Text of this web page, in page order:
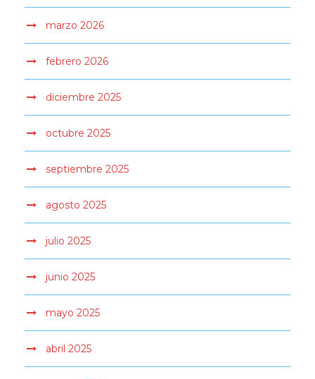
marzo 2026
febrero 2026
diciembre 2025
octubre 2025
septiembre 2025
agosto 2025
julio 2025
junio 2025
mayo 2025
abril 2025